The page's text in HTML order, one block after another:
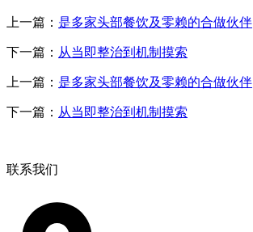
上一篇： 是多家头部餐饮及零赖的合做伙伴
下一篇： 从当即整治到机制摸索
上一篇： 是多家头部餐饮及零赖的合做伙伴
下一篇： 从当即整治到机制摸索
联系我们